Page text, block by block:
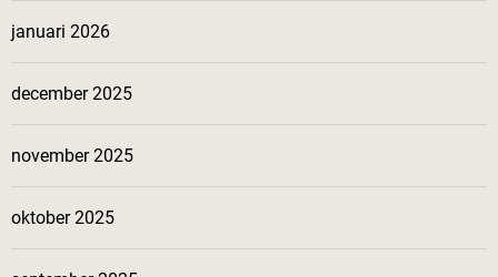
januari 2026
december 2025
november 2025
oktober 2025